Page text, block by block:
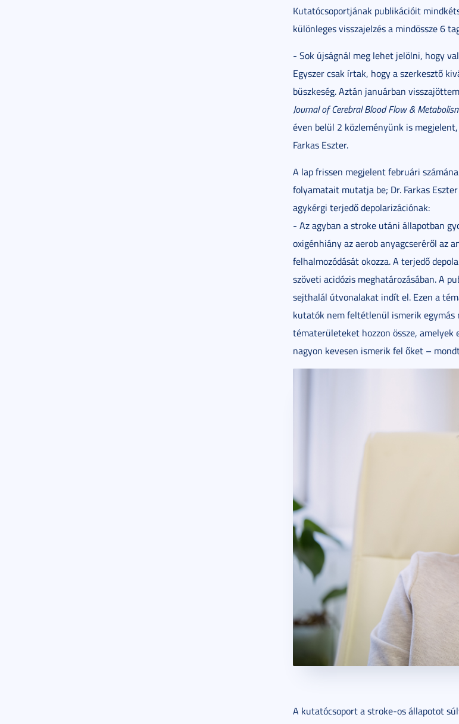
Kutatócsoportjának publikációit
különleges visszajelzés a mindössze 6
- Sok újságnál meg lehet jelölni, hogy
Egyszer csak írtak, hogy a szerkesztő
büszkeség. Aztán januárban
Journal of Cerebral Blood Flow &
éven belül 2 közleményünk is
Farkas Eszter.
A lap frissen megjelent februári
folyamatait mutatja be; Dr. Farkas
agykérgi terjedő depolarizációnak:
- Az agyban a stroke utáni állapotban
oxigénhiány az aerob anyagcseréről az
felhalmozódását okozza. A terjedő
szöveti acidózis meghatározásában. A
sejthalál útvonalakat indít el. Ezen a
kutatók nem feltétlenül ismerik egymás
tématerületeket hozzon össze, amelyek
nagyon kevesen ismerik fel őket –
A kutatócsoport a stroke-os állapotot